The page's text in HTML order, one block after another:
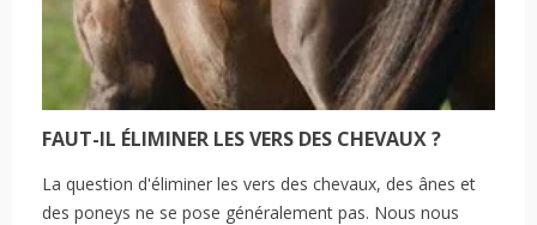
FAUT-IL ÉLIMINER LES VERS DES CHEVAUX ?
La question d'éliminer les vers des chevaux, des ânes et
des poneys ne se pose généralement pas. Nous nous